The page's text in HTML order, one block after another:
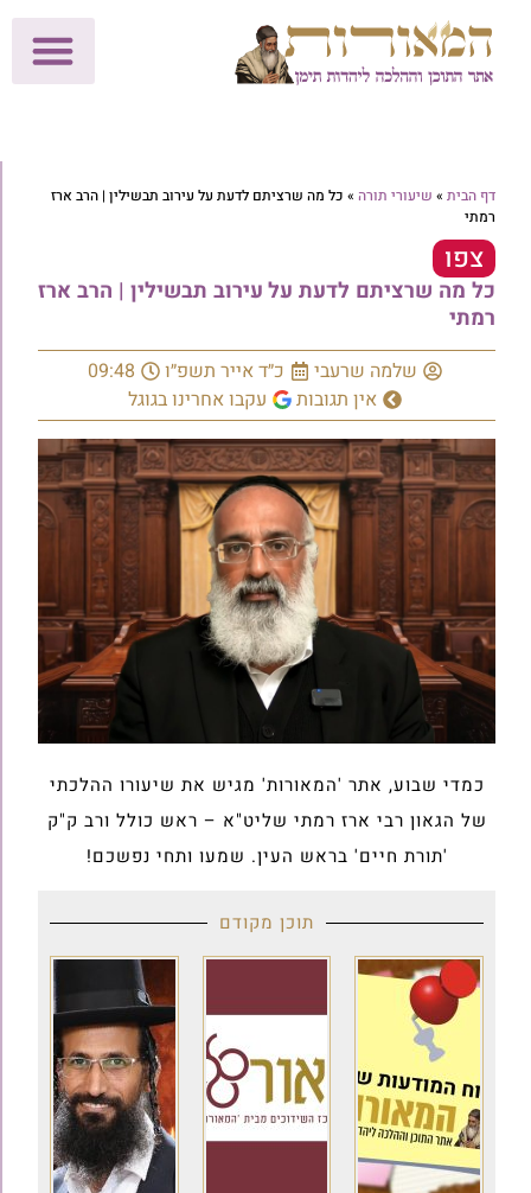
דף הבית » שיעורי תורה » כל מה שרציתם לדעת על עירוב תבשילין | הרב ארז
רמתי
צפו
כל מה שרציתם לדעת על עירוב תבשילין | הרב ארז
רמתי
שלמה שרעבי כ״ד אייר תשפ״ו
09:48
אין תגובות
עקבו אחרינו בגוגל
כמדי שבוע, אתר 'המאורות' מגיש את שיעורו ההלכתי
של הגאון רבי ארז רמתי שליט"א – ראש כולל ורב ק"ק
'תורת חיים' בראש העין. שמעו ותחי נפשכם!
תוכן מקודם